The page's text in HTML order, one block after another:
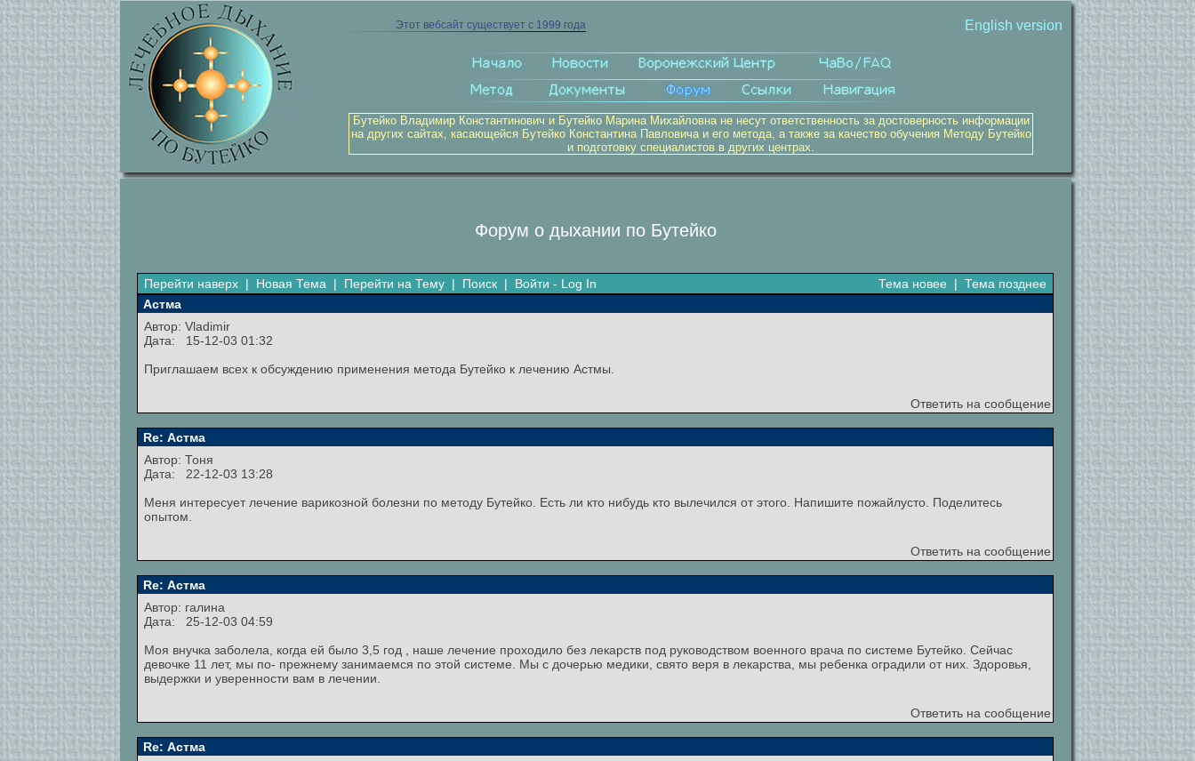
Этот вебсайт существует с 1999 года English version
Бутейко Владимир Константинович и Бутейко Марина Михайловна не несут ответственность за достоверность информации
на других сайтах, касающейся Бутейко Константина Павловича и его метода, а также за качество обучения Методу Бутейко
и подготовку специалистов в других центрах.
Форум о дыхании по Бутейко
Перейти наверх | Новая Тема | Перейти на Тему | Поиск | Войти - Log In Тема новее | Тема позднее
Астма
Автор: Vladimir
Дата: 15-12-03 01:32
Приглашаем всех к обсуждению применения метода Бутейко к лечению Астмы.
Ответить на сообщение
Re: Астма
Автор: Тоня
Дата: 22-12-03 13:28
Меня интересует лечение варикозной болезни по методу Бутейко. Есть ли кто нибудь кто вылечился от этого. Напишите пожайлусто. Поделитесь
опытом.
Ответить на сообщение
Re: Астма
Автор: галина
Дата: 25-12-03 04:59
Моя внучка заболела, когда ей было 3,5 год , наше лечение проходило без лекарств под руководством военного врача по системе Бутейко. Сейчас
девочке 11 лет, мы по- прежнему занимаемся по этой системе. Мы с дочерью медики, свято веря в лекарства, мы ребенка оградили от них. Здоровья,
выдержки и уверенности вам в лечении.
Ответить на сообщение
Re: Астма